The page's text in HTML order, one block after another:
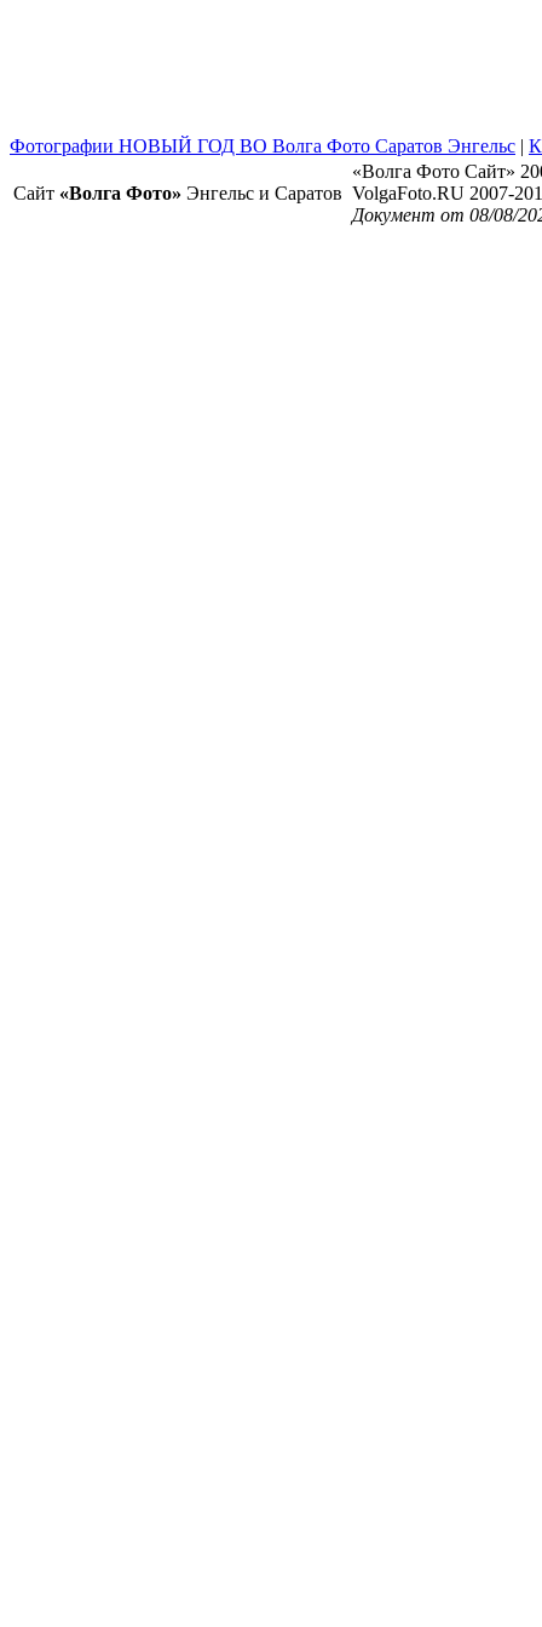
Фотографии НОВЫЙ ГОД ВО Волга Фото Саратов Энгельс |
Сайт «Волга Фото» Энгельс и Саратов
«Волга Фото Сайт»
VolgaFoto.RU 2007-
Документ от 08/08/